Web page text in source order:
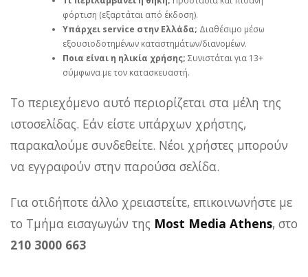
φόρτιση (εξαρτάται από έκδοση).
Υπάρχει service στην Ελλάδα; Διαθέσιμο μέσω
εξουσιοδοτημένων καταστημάτων/διανομέων.
Ποια είναι η ηλικία χρήσης; Συνιστάται για 13+
σύμφωνα με τον κατασκευαστή.
Το περιεχόμενο αυτό περιορίζεται στα μέλη της
ιστοσελίδας. Εάν είστε υπάρχων χρήστης,
παρακαλούμε συνδεθείτε. Νέοι χρήστες μπορούν
να εγγραφούν στην παρούσα σελίδα.
Για οτιδήποτε άλλο χρειαστείτε, επικοινωνήστε με
το Τμήμα εισαγωγών της Most Media Athens, στο
210 3000 663